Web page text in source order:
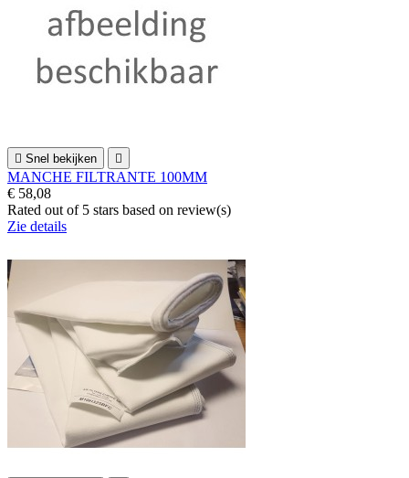
 Snel bekijken 
MANCHE FILTRANTE 100MM
€ 58,08
Rated out of 5 stars based on review(s)
Zie details